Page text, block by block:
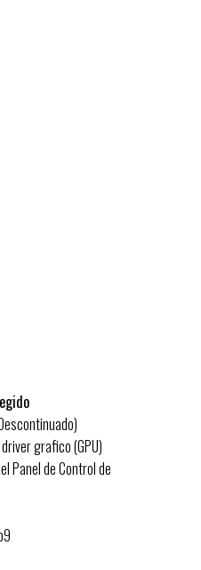
grafico (GPU)
Panel de Control de